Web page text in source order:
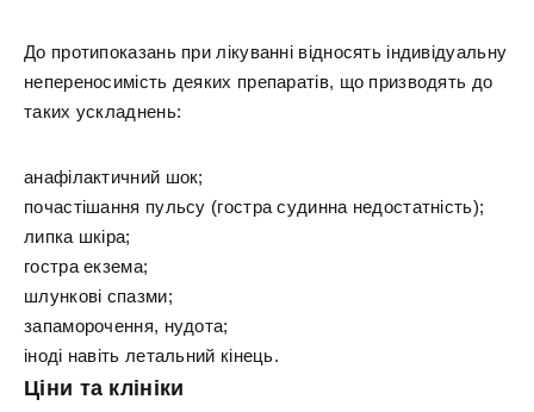
До протипоказань при лікуванні відносять індивідуальну
непереносимість деяких препаратів, що призводять до
таких ускладнень:
анафілактичний шок;
почастішання пульсу (гостра судинна недостатність);
липка шкіра;
гостра екзема;
шлункові спазми;
запаморочення, нудота;
іноді навіть летальний кінець.
Ціни та клініки